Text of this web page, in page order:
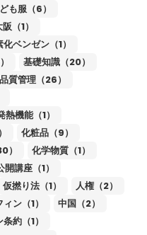
も服（6）
（1）
ベンゼン（1）
基礎知識（20）
品質管理（26）
熱機能（1）
化粧品（9）
）
化学物質（1）
開講座（1）
仮撚り法（1）
人権（2）
ン（1）
中国（2）
約（1）